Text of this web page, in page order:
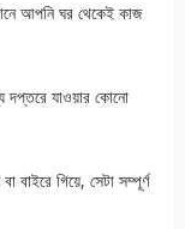
আপনি ঘর থেকেই কাজ
যাওয়ার কোনো
গিয়ে, সেটা সম্পূর্ণ